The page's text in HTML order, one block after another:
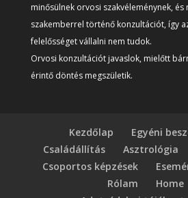
minősülnek orvosi szakvéleménynek, és
szakemberrel történő konzultációt, így
felelősséget vállalni nem tudok.
Orvosi konzultációt javaslok, mielőtt
érintő döntés megszületik.
Kezdőlap
Egyéni
Családállítás
Asztrológia
Csoportos képzések
Rólam
Home